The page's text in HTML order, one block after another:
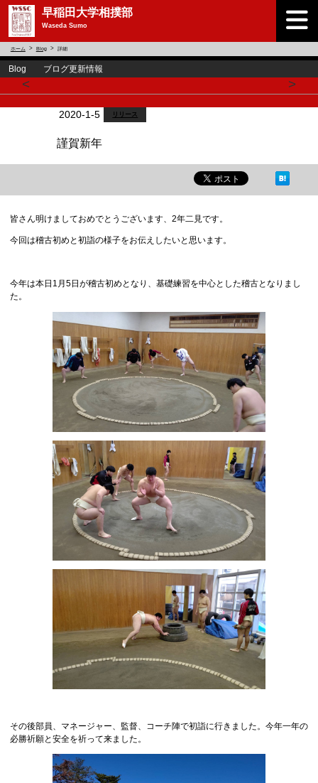
早稲田大学相撲部
Waseda Sumo
ホーム Blog 詳細
Blog ブログ更新情報
< >
2020-1-5 リリース
謹賀新年
皆さん明けましておめでとうございます、2年二見です。
今回は稽古初めと初詣の様子をお伝えしたいと思います。
今年は本日1月5日が稽古初めとなり、基礎練習を中心とした稽古となりまし
た。
その後部員、マネージャー、監督、コーチ陣で初詣に行きました。今年一年の
必勝祈願と安全を祈って来ました。